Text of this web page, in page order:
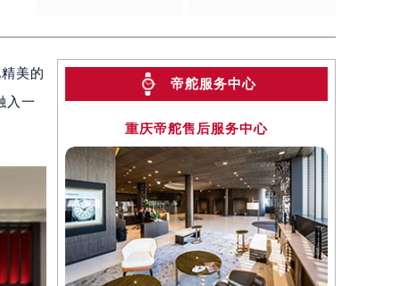
美的
入一
帝舵服务中心
重庆帝舵售后服务中心